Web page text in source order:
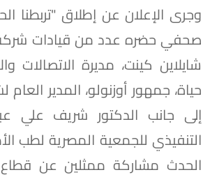
وجرى الإعلان عن إطلاق "تربطنا
صحفي حضره عدد من قيادات شركة
شايلاين كينت، مديرة الاتصالات
حياة، جمهور أوزنولو، المدير
إلى جانب الدكتور شريف علي
التنفيذي للجمعية المصرية لطب
الحدث مشاركة ممثلين عن قطاع